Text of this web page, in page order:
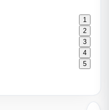
1
2
3
4
5